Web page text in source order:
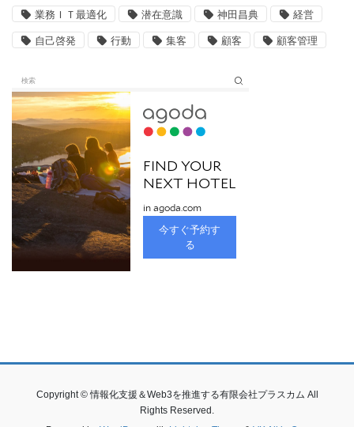
業務ＩＴ最適化 潜在意識 神田昌典 経営
自己啓発 行動 集客 顧客 顧客管理
Copyright © 情報化支援＆Web3を推進する有限会社プラスカム All
Rights Reserved.